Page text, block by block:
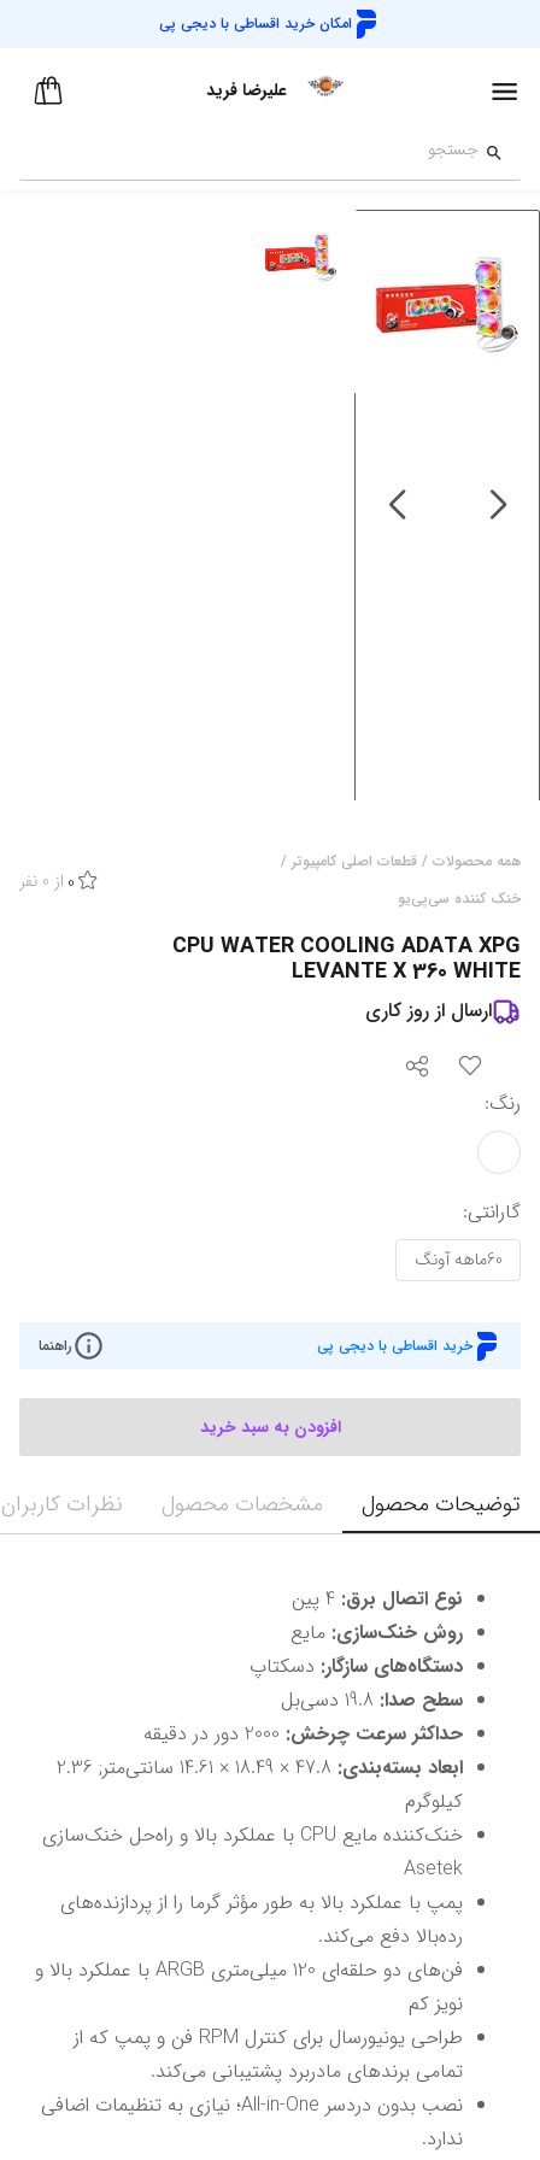
امکان خرید اقساطی با دیجی پی
علیرضا فرید
همه محصولات / قطعات اصلی کامپیوتر /
خنک کننده سی‌پی‌یو
0 از 0 نفر
CPU WATER COOLING ADATA XPG
LEVANTE X 360 WHITE
ارسال از روز کاری
رنگ:
گارانتی:
60ماهه آونگ
خرید اقساطی با دیجی پی راهنما
افزودن به سبد خرید
توضیحات محصول مشخصات محصول نظرات کاربران
نوع اتصال برق:
روش خنک‌سازی:
مایع
دستگاه‌های سازگار:
دسکتاپ
سطح صدا:
حداکثر سرعت چرخش:
ابعاد بسته‌بندی:
کیلوگرم
Asetek
رده‌بالا دفع می‌کند.
نویز کم
تمامی برندهای مادربرد پشتیبانی می‌کند.
ندارد.